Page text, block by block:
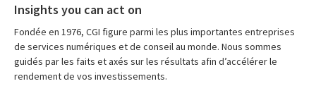
Insights you can act on
Fondée en 1976, CGI figure parmi les plus importantes entreprises
de services numériques et de conseil au monde. Nous sommes
guidés par les faits et axés sur les résultats afin d’accélérer le
rendement de vos investissements.